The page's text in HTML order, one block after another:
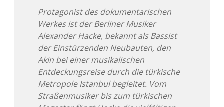
Protagonist des dokumentarischen
Werkes ist der Berliner Musiker
Alexander Hacke, bekannt als Bassist
der Einstürzenden Neubauten, den
Akin bei einer musikalischen
Entdeckungsreise durch die türkische
Metropole Istanbul begleitet. Vom
Straßenmusiker bis zum türkischen